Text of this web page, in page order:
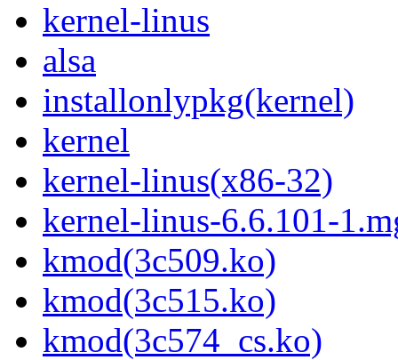
kernel-linus
alsa
installonlypkg(kernel)
kernel
kernel-linus(x86-32)
kernel-linus-6.6.101-
kmod(3c509.ko)
kmod(3c515.ko)
kmod(3c574_cs.ko)